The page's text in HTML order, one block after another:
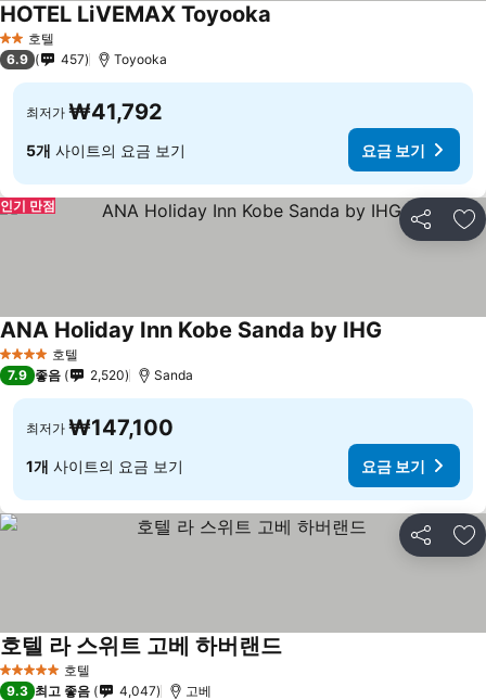
2 성급호텔
HOTEL LiVEMAX Toyooka
6.9 457 Toyooka
최저가 ₩41,792
5개 사이트의 요금 보기 요금 보기
공유 즐
인기 만점
4 성급 호텔
ANA Holiday Inn Kobe Sanda by IHG
7.9 좋음 2,520 Sanda
최저가 ₩147,100
1개 사이트의 요금 보기 요금 보기
공유 즐
5 성급 호텔
호텔 라 스위트 고베 하버랜드
9.3 최고 좋음 4,047 고베